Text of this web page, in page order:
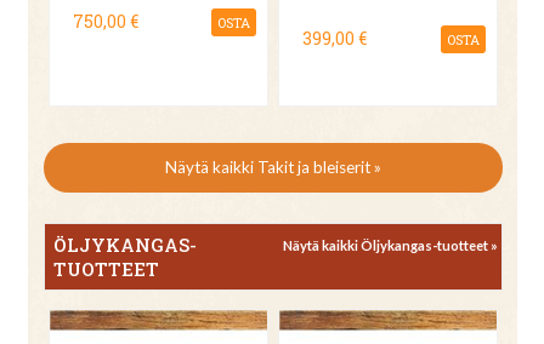
750,00 € OSTA
399,00 € OSTA
Näytä kaikki Takit ja bleiserit »
ÖLJYKANGAS-
TUOTTEET
Näytä kaikki Öljykangas-tuotteet »